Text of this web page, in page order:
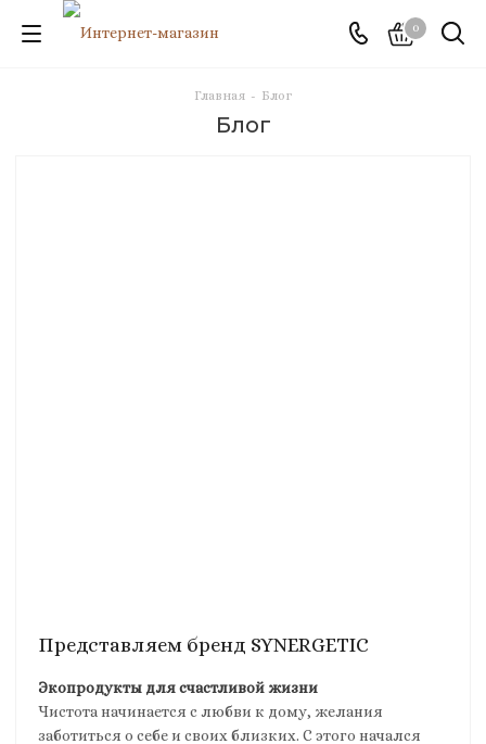
0
Главная - Блог
Блог
Представляем бренд SYNERGETIC
Экопродукты для счастливой жизни
Чистота начинается с любви к дому, желания
заботиться о себе и своих близких. С этого начался